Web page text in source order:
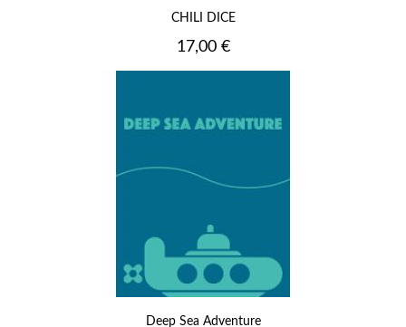
CHILI DICE
Prix
17,00 €
Deep Sea Adventure